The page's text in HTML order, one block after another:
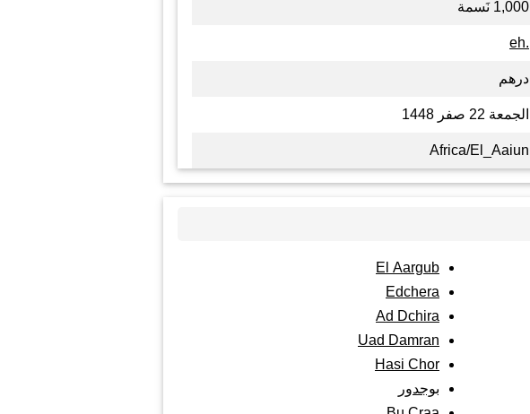
1,000 نَسمة
.eh
درهم
الجمعة 22 صفر 1448
Africa/El_Aaiun
El Aargub
Edchera
Ad Dchira
Uad Damran
Hasi Chor
بوجدور